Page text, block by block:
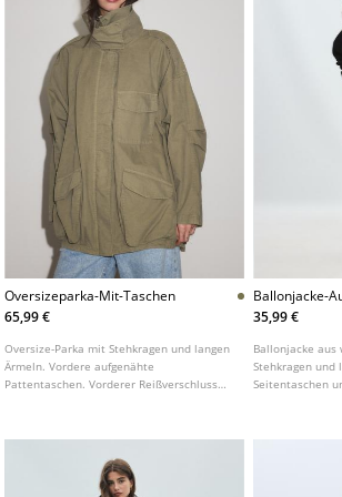
Oversizeparka-Mit-Taschen
65,99 €
Oversize-Parka mit Stehkragen und langen
Ärmeln. Vordere aufgenähte
Pattentaschen. Vorderer Reißverschluss
Ballonjacke-
Material
35,99 €
Ballonjacke
Stehkragen und
Seitentaschen
Abschluss. In